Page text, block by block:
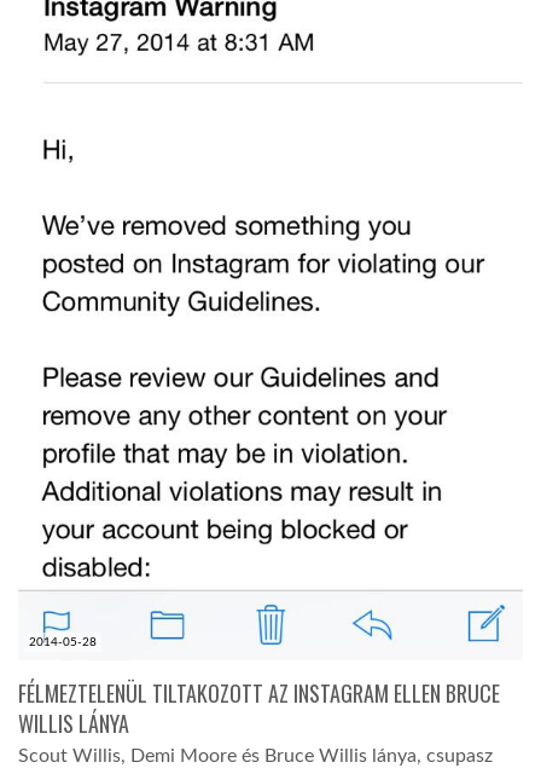
2014-05-28
FÉLMEZTELENÜL TILTAKOZOTT AZ INSTAGRAM ELLEN BRUCE
WILLIS LÁNYA
Scout Willis, Demi Moore és Bruce Willis lánya, csupasz